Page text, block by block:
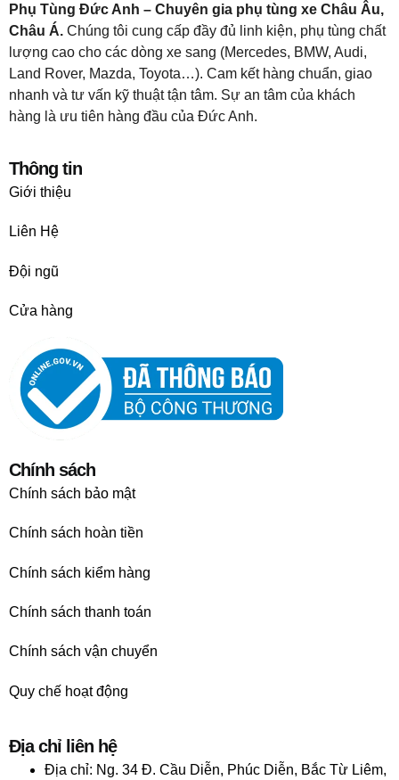
Phụ Tùng Đức Anh – Chuyên gia phụ tùng xe Châu Âu,
Châu Á. Chúng tôi cung cấp đầy đủ linh kiện, phụ tùng chất
lượng cao cho các dòng xe sang (Mercedes, BMW, Audi,
Land Rover, Mazda, Toyota…). Cam kết hàng chuẩn, giao
nhanh và tư vấn kỹ thuật tận tâm. Sự an tâm của khách
hàng là ưu tiên hàng đầu của Đức Anh.
Thông tin
Giới thiệu
Liên Hệ
Đội ngũ
Cửa hàng
Chính sách
Chính sách bảo mật
Chính sách hoàn tiền
Chính sách kiểm hàng
Chính sách thanh toán
Chính sách vận chuyển
Quy chế hoạt động
Địa chỉ liên hệ
Địa chỉ: Ng. 34 Đ. Cầu Diễn, Phúc Diễn, Bắc Từ Liêm,